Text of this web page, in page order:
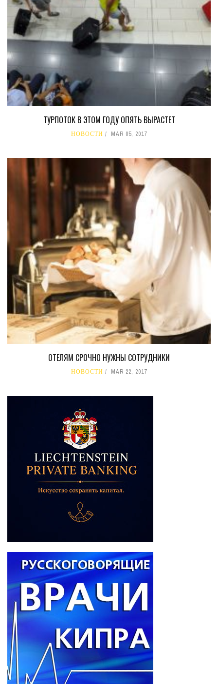
ТУРПОТОК В ЭТОМ ГОДУ ОПЯТЬ ВЫРАСТЕТ
НОВОСТИ MAR 05, 2017
ОТЕЛЯМ СРОЧНО НУЖНЫ СОТРУДНИКИ
НОВОСТИ MAR 22, 2017